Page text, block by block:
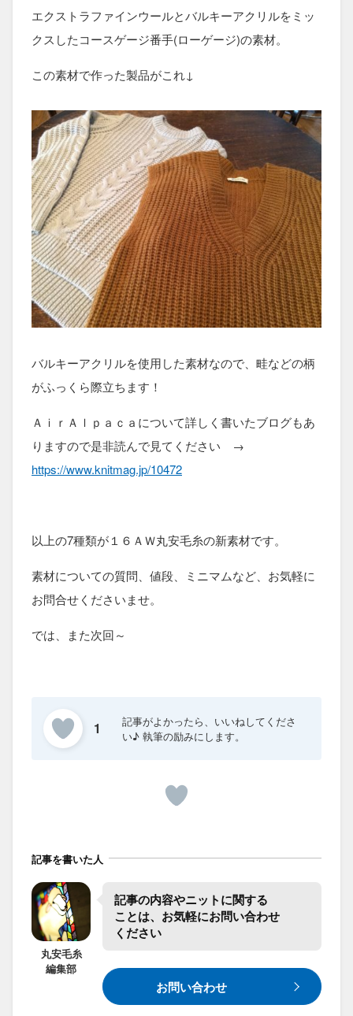
エクストラファインウールとバルキーアクリルをミッ
クスしたコースゲージ番手(ローゲージ)の素材。
この素材で作った製品がこれ↓
バルキーアクリルを使用した素材なので、畦などの柄
がふっくら際立ちます！
ＡｉｒＡｌｐａｃａについて詳しく書いたブログもあ
りますので是非読んで見てください →
https://www.knitmag.jp/10472
以上の7種類が１６ＡＷ丸安毛糸の新素材です。
素材についての質問、値段、ミニマムなど、お気軽に
お問合せくださいませ。
では、また次回～
1
記事を書いた人
丸安毛糸
編集部
記事の​内容や​ニットに​関する​
ことは、​お気軽に​お問い合わせ​
ください
お問い合わせ